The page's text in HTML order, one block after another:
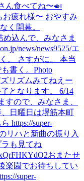
ん食べてね〜🍛
お疲れ様〜 おやすみ
く開幕。
込んで、みなさま
news/news9525/エ
。 さすがに。 本当
書く。 Photo
リズムみてねえー
となります。 6/14
すので、みなさま、
日曜日は堺筋本町
https://super-
リハと新曲の振り入
も見てね
おまたせ
楽園でお待ちしてい
super-